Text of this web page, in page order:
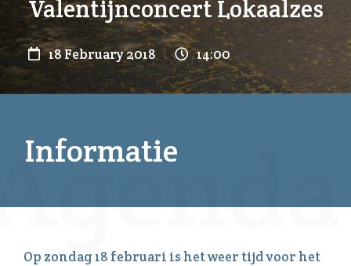
Valentijnconcert Lokaalzes
18 February 2018 14:00
Informatie
Op zondag 18 februari is het weer tijd voor het